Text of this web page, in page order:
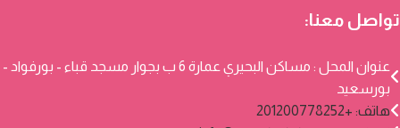
تواصل معنا:
عنوان المحل : مساكن البحيري عمارة 6 ب بجوار مسجد قباء - بورفواد -
بورسعيد
هاتف: +201200778252